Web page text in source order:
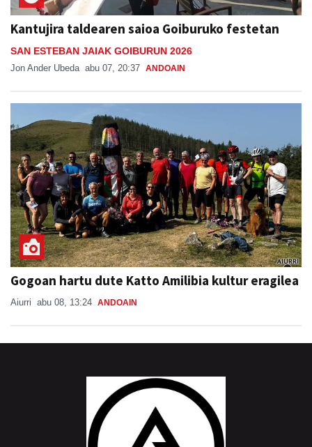
Kantujira taldearen saioa Goiburuko festetan
SAN ESTEBAN JAIAK GOIBURUN 2026
Jon Ander Ubeda abu 07, 20:37 ANDOAIN
Gogoan hartu dute Katto Amilibia kultur eragilea
Aiurri abu 08, 13:24 ANDOAIN